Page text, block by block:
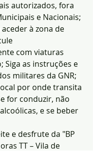
autorizados, fora
e Nacionais;
à zona de
com viaturas
Siga as instruções e
militares da GNR;
por onde transita
for conduzir, não
e se beber
e desfrute da "BP
TT – Vila de